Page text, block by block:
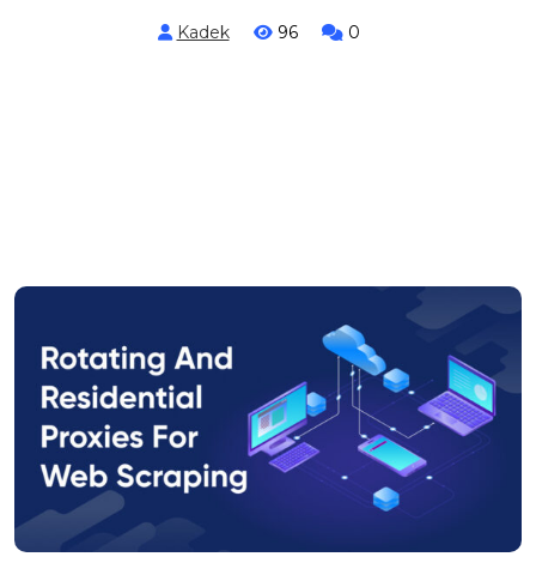
Kadek 96 0